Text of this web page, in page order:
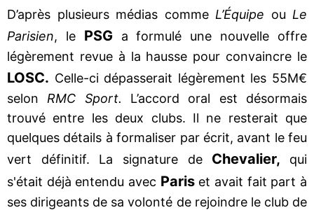
D’après plusieurs médias comme L’Équipe ou Le
Parisien, lePSGa formulé une nouvelle offre
légèrement revue à la hausse pour convaincre le
LOSC. Celle-ci dépasserait légèrement les 55M€
selon RMC Sport. L’accord oral est désormais
trouvé entre les deux clubs. Il ne resterait que
quelques détails à formaliser par écrit, avant le feu
vert définitif. La signature de Chevalier,
qui
s'était déjà entendu avec Paris et avait fait part à
ses dirigeants de sa volonté de rejoindre le club de